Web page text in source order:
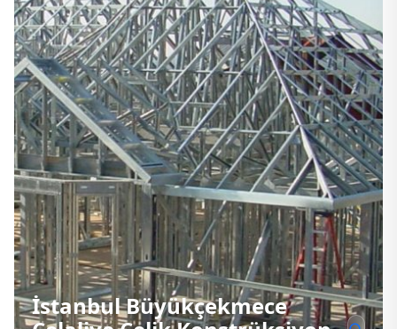
İstanbul Büyükçekmece